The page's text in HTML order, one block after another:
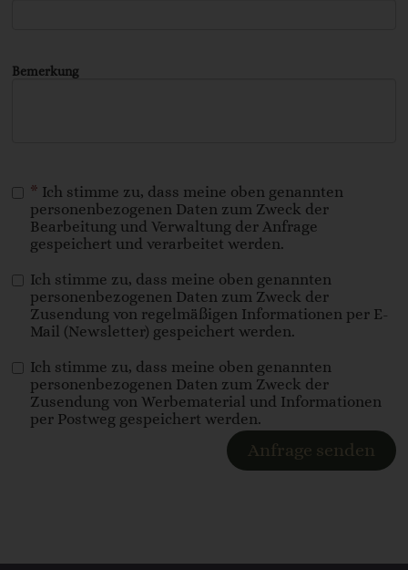
Bemerkung
* Ich stimme zu, dass meine oben genannten
personenbezogenen Daten zum Zweck der
Bearbeitung und Verwaltung der Anfrage
gespeichert und verarbeitet werden.
Ich stimme zu, dass meine oben genannten
personenbezogenen Daten zum Zweck der
Zusendung von regelmäßigen Informationen per E-
Mail (Newsletter) gespeichert werden.
Ich stimme zu, dass meine oben genannten
personenbezogenen Daten zum Zweck der
Zusendung von Werbematerial und Informationen
per Postweg gespeichert werden.
Anfrage senden